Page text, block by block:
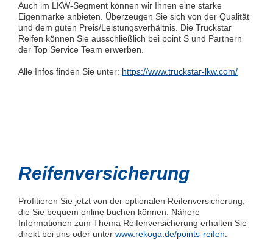
Auch im LKW-Segment können wir Ihnen eine starke
Eigenmarke anbieten. Überzeugen Sie sich von der Qualität
und dem guten Preis/Leistungsverhältnis. Die Truckstar
Reifen können Sie ausschließlich bei point S und Partnern
der Top Service Team erwerben.
Alle Infos finden Sie unter: https://www.truckstar-lkw.com/
Reifenversicherung
Profitieren Sie jetzt von der optionalen Reifenversicherung,
die Sie bequem online buchen können. Nähere
Informationen zum Thema Reifenversicherung erhalten Sie
direkt bei uns oder unter www.rekoga.de/points-reifen.